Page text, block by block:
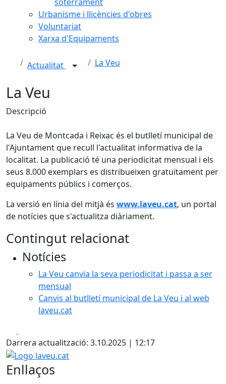
Urbanisme i llicències d'obres
Voluntariat
Xarxa d'Equipaments
Actualitat La Veu
La Veu
Descripció
La Veu de Montcada i Reixac és el butlletí municipal de
l'Ajuntament que recull l'actualitat informativa de la
localitat. La publicació té una periodicitat mensual i els
seus 8.000 exemplars es distribueixen gratuïtament per
equipaments públics i comerços.
La versió en línia del mitjà és www.laveu.cat, un portal
de notícies que s'actualitza diàriament.
Contingut relacionat
Notícies
La Veu canvia la seva periodicitat i passa a ser
mensual
Canvis al butlletí municipal de La Veu i al web
laveu.cat
Darrera actualització: 3.10.2025 | 12:17
Logo laveu.cat
Enllaços